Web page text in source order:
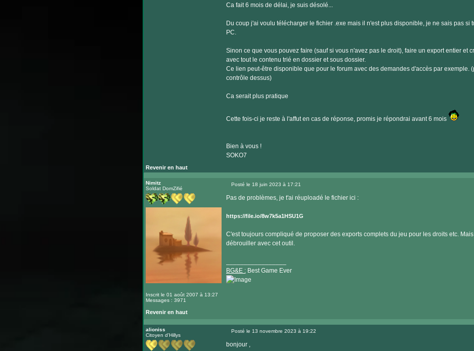
Ca fait 6 mois de délai, je suis désolé...
Du coup j'ai voulu télécharger le fichier .exe mais il n'est plus disponible, je ne sais pas si
PC.
Sinon ce que vous pouvez faire (sauf si vous n'avez pas le droit), faire un export entier et
avec tout le contenu trié en dossier et sous dossier.
Ce lien peut-être disponible que pour le forum avec des demandes d'accès par exemple.
contrôle dessus)
Ca serait plus pratique
Cette fois-ci je reste à l'affut en cas de réponse, promis je répondrai avant 6 mois
Bien à vous !
SOKO7
Revenir en haut
Nimitz
Soldat DomZifié
Inscrit le 01 août 2007 à 13:27
Messages : 3971
Posté le 18 juin 2023 à 17:21
Pas de problèmes, je t'ai réuploadé le fichier ici :
https://file.io/8w7k5a1HSU1G
C'est toujours compliqué de proposer des exports complets du jeu pour les droits etc.
débrouiller avec cet outil.
BG&E :Best Game Ever
Revenir en haut
le
site
alioniss
Citoyen d'Hillys
Posté le 13 novembre 2023 à 19:22
bonjour ,